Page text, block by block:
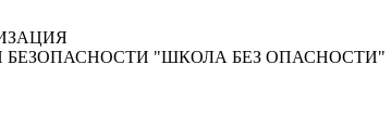
"ШКОЛА БЕЗ ОПАСНОСТИ"